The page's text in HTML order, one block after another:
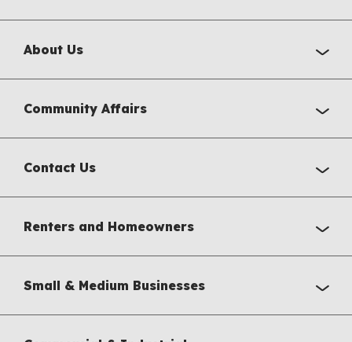
About Us
Community Affairs
Contact Us
Renters and Homeowners
Small & Medium Businesses